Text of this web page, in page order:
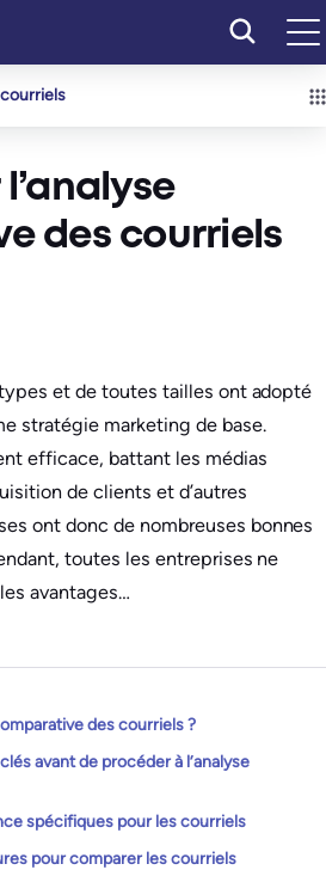
des courriels
et de toutes tailles ont adopté
stratégie marketing de base.
efficace, battant les médias
de clients et d’autres
ont donc de nombreuses bonnes
toutes les entreprises ne
avantages…
des courriels ?
avant de procéder à l’analyse
spécifiques pour les courriels
pour comparer les courriels